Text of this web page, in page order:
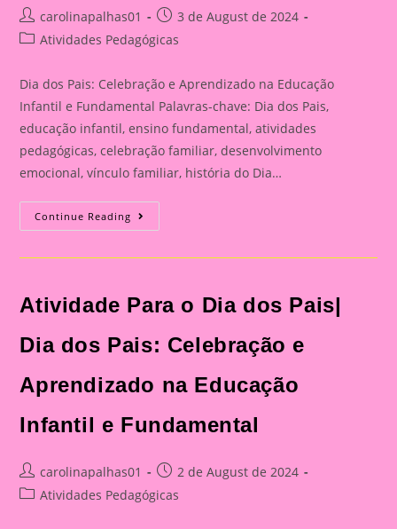
Post
author:
carolinapalhas01
Post
published:
3 de August de 2024
PostAtividades Pedagógicas
Dia dos Pais: Celebração e Aprendizado na Educação
Infantil e Fundamental Palavras-chave: Dia dos Pais,
educação infantil, ensino fundamental, atividades
pedagógicas, celebração familiar, desenvolvimento
emocional, vínculo familiar, história do Dia…
Continue Reading Catão
Para
Dia
Dos
Pais:
E
Aprendizado
Educação
Infantil
Fundamental
Atividade Para o Dia dos Pais|
Dia dos Pais: Celebração e
Aprendizado na Educação
Infantil e Fundamental
Post
author:
carolinapalhas01
Post
published:
2 de August de 2024
PostAtividades Pedagógicas